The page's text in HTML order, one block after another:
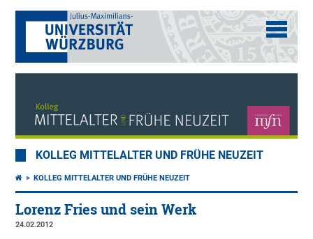
KOLLEG MITTELALTER UND FRÜHE NEUZEIT
KOLLEG MITTELALTER UND FRÜHE NEUZEIT
Lorenz Fries und sein Werk
24.02.2012